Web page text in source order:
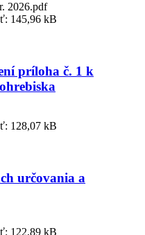
2026.pdf
145,96 kB
príloha č. 1 k
128,07 kB
určovania a
122,89 kB